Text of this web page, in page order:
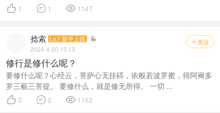
 1  1  1147
 关注
捻索 Lv.1 新手上路
2024-4-20 15:13
修行是修什么呢？
要修什么呢？心经云，菩萨心无挂碍，依般若波罗蜜，得阿褥多
罗三藐三菩提。 要修什么，就是修无所得。 一切 ...
 0  2  1162